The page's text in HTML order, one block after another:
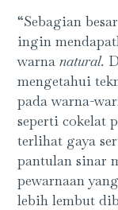
“Sebagian
ingin
warnanatural.
mengetahui
pada warna-
seperti cokelat
terlihat gaya
pantulan sinar
pewarnaan
lebih lembut